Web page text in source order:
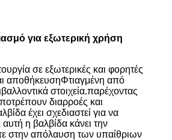
για εξωτερική χρήση
σε εξωτερικές και φορητές
αποθήκευσηΦτιαγμένη από
στοιχεία.παρέχοντας
διαρροές και
έχει σχεδιαστεί για να
η βαλβίδα κάνει την
στην απόλαυση των υπαίθριων